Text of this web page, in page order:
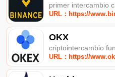
primer intercambio
URL：https://
OKX
criptointercambio
URL：https://